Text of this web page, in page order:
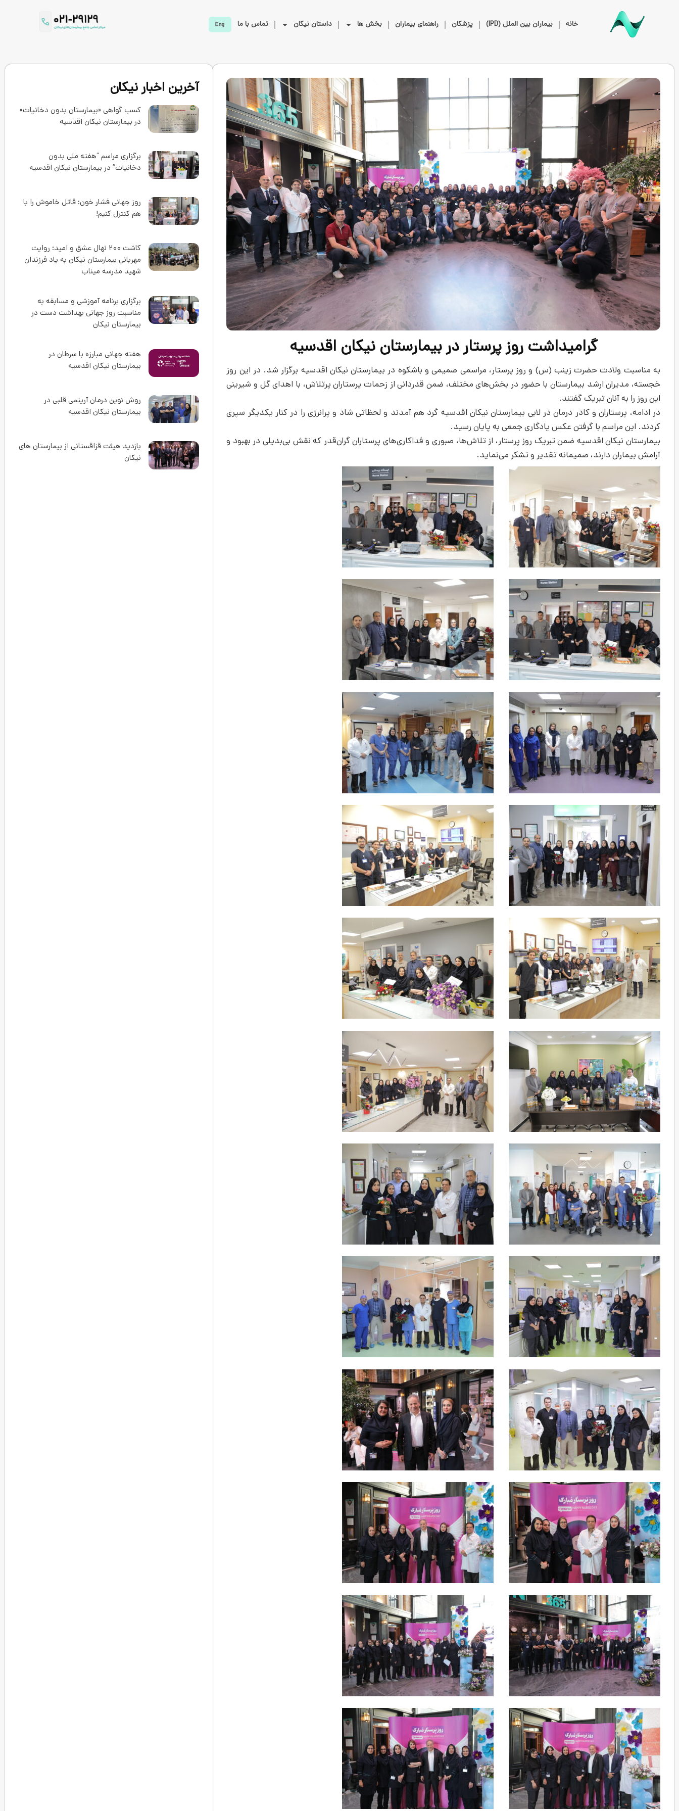
خانه بیماران بین الملل (IPD) پزشکان راهنمای بیماران بخش ها داستان نیکان تماس با ما
گرامیداشت روز پرستار در بیمارستان نیکان اقدسیه
به مناسبت ولادت حضرت زینب (س) و روز پرستار، مراسمی صمیمی و باشکوه در بیمارستان نیکان اقدسیه برگزار شد. در این روز
خجسته، مدیران ارشد بیمارستان با حضور در بخش‌های مختلف، ضمن قدردانی از زحمات پرستاران پرتلاش، با اهدای گل و شیرینی
این روز را به آنان تبریک گفتند.
در ادامه، پرستاران و کادر درمان در لابی بیمارستان نیکان اقدسیه گرد هم آمدند و لحظاتی شاد و پرانرژی را در کنار یکدیگر سپری
کردند. این مراسم با گرفتن عکس یادگاری جمعی به پایان رسید.
بیمارستان نیکان اقدسیه ضمن تبریک روز پرستار، از تلاش‌ها، صبوری و فداکاری‌های پرستاران گران‌قدر که نقش بی‌بدیلی در بهبود و
آرامش بیماران دارند، صمیمانه تقدیر و تشکر می‌نماید.
آخرین اخبار نیکان
کسب گواهی «بیمارستان بدون دخانیات»
در بیمارستان نیکان اقدسیه
برگزاری مراسم “هفته ملی بدون
دخانیات” در بیمارستان نیکان اقدسیه
روز جهانی فشار خون؛ قاتل خاموش را با
هم کنترل کنیم!
کاشت ۲۰۰ نهال عشق و امید؛ روایت
مهربانی بیمارستان نیکان به یاد فرزندان
شهید مدرسه میناب
برگزاری برنامه آموزشی و مسابقه به
مناسبت روز جهانی بهداشت دست در
بیمارستان نیکان
هفته جهانی مبارزه با سرطان در
بیمارستان نیکان اقدسیه
روش نوین درمان آریتمی قلبی در
بیمارستان نیکان اقدسیه
بازدید هیئت قزاقستانی از بیمارستان های
نیکان